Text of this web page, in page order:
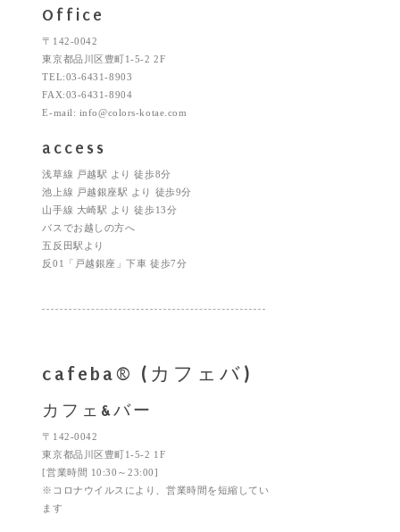
Office
〒142-0042
東京都品川区豊町1-5-2 2F
TEL:03-6431-8903
FAX:03-6431-8904
E-mail: info@colors-kotae.com
access
浅草線 戸越駅 より 徒歩8分
池上線 戸越銀座駅 より 徒歩9分
山手線 大崎駅 より 徒歩13分
バスでお越しの方へ
五反田駅より
反01「戸越銀座」下車 徒歩7分
cafeba® (カフェバ)
カフェ&バー
〒142-0042
東京都品川区豊町1-5-2 1F
[営業時間 10:30～23:00]
※コロナウイルスにより、営業時間を短縮してい
ます